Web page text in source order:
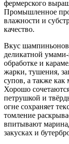
фермерского
Промышленное
влажности и
качество.
Вкус шампиньонов
деликатной
обработке и
жарки, тушения,
супов, а также как
Хорошо
петрушкой и
огне сохраняет
томление
впитывают
закусках и